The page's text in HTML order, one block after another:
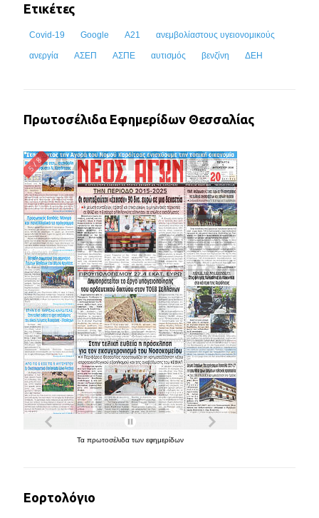
Ετικέτες
Covid-19 Google Α21 ανεμβολίαστους υγειονομικούς
ανεργία ΑΣΕΠ ΑΣΠΕ αυτισμός βενζίνη ΔΕΗ
Πρωτοσέλιδα Εφημερίδων Θεσσαλίας
Τα πρωτοσέλιδα των εφημερίδων
Εορτολόγιο